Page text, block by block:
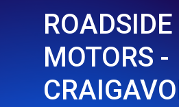
ROADSIDE
MOTORS -